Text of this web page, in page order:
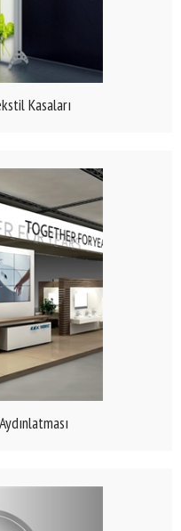
Kasaları